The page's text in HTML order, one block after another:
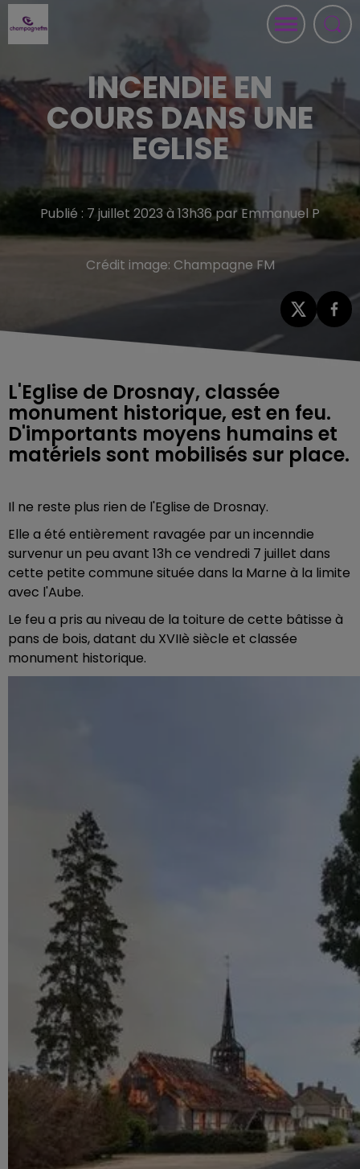
INCENDIE EN
COURS DANS UNE
EGLISE
Publié : 7 juillet 2023 à 13h36 par Emmanuel P
Crédit image: Champagne FM
L'Eglise de Drosnay, classée
monument historique, est en feu.
D'importants moyens humains et
matériels sont mobilisés sur place.
Il ne reste plus rien de l'Eglise de Drosnay.
Elle a été entièrement ravagée par un incenndie
survenur un peu avant 13h ce vendredi 7 juillet dans
cette petite commune située dans la Marne à la limite
avec l'Aube.
Le feu a pris au niveau de la toiture de cette bâtisse à
pans de bois, datant du XVIIè siècle et classée
monument historique.